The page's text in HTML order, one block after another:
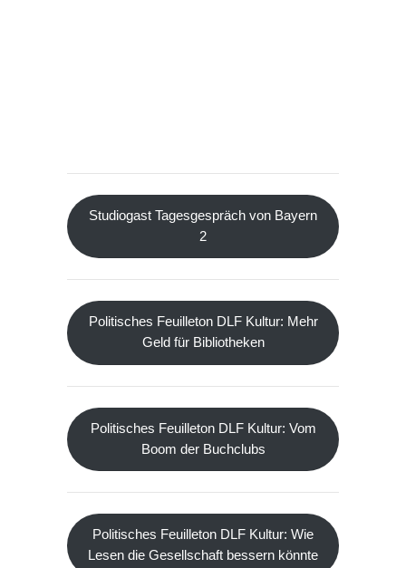
Studiogast Tagesgespräch von Bayern
2
Politisches Feuilleton DLF Kultur: Mehr
Geld für Bibliotheken
Politisches Feuilleton DLF Kultur: Vom
Boom der Buchclubs
Politisches Feuilleton DLF Kultur: Wie
Lesen die Gesellschaft bessern könnte